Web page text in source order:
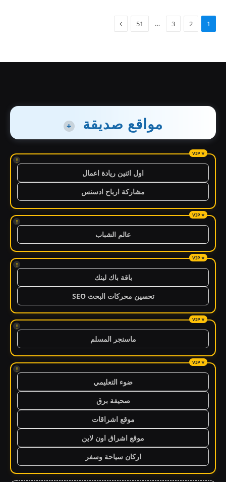
1
2
3
…
51
مواقع صديقة +
!
اول اثنين ريادة اعمال
مشاركة ارباح ادسنس
!
عالم الشباب
!
باقة باك لينك
تحسين محركات البحث SEO
!
ماسنجر المسلم
!
ضوء التعليمي
صحيفة برق
موقع اشراقات
موقع اشراق اون لاين
اركان سياحة وسفر